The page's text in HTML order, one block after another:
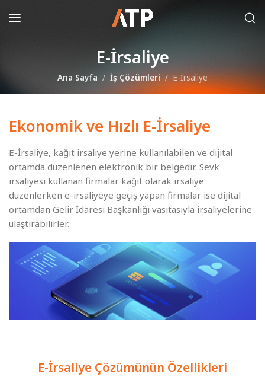
E-İrsaliye
Ana Sayfa İş Çözümleri E-İrsaliye
Ekonomik ve Hızlı E-İrsaliye
E-İrsaliye, kağıt irsaliye yerine kullanılabilen ve dijital
ortamda düzenlenen elektronik bir belgedir. Sevk
irsaliyesi kullanan firmalar kağıt olarak irsaliye
düzenlerken e-irsaliyeye geçiş yapan firmalar ise dijital
ortamdan Gelir İdaresi Başkanlığı vasıtasıyla irsaliyelerine
ulaştırabilirler.
E-İrsaliye Çözümünün Özellikleri